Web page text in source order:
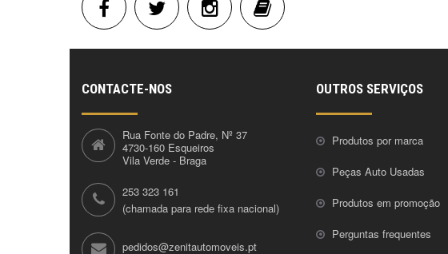
CONTACTE-NOS
Rua Fonte do Padre, Nº 37
4730-160 Esqueiros
Vila Verde - Braga
253 323 161
(chamada para rede fixa nacional)
pedidos@zenitautomoveis.pt
OUTROS SERVIÇOS
Produtos por marca
Peças Auto Usadas
Produtos em promoção
Perguntas frequentes